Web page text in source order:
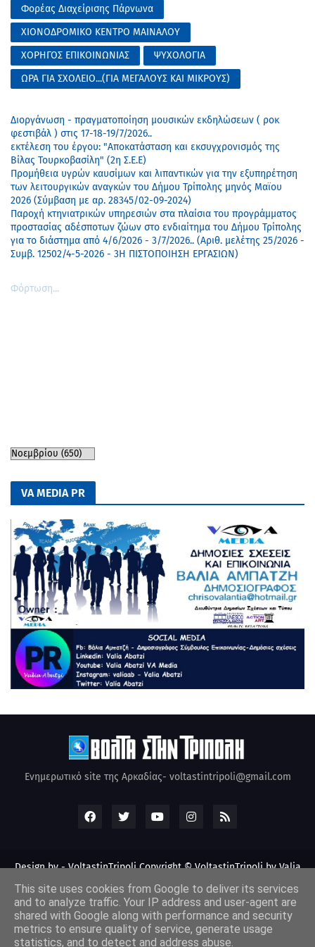
Φορέας Διαχείρισης Πάρνωνα
ΧΙΟΝΟΔΡΟΜΙΚΟ ΚΕΝΤΡΟ ΜΑΙΝΑΛΟΥ
ΧΟΡΗΓΟΣ ΕΠΙΚΟΙΝΩΝΙΑΣ
ΨΥΧΟΛΟΓΙΑ
ΩΡΑ ΓΙΑ ΣΧΟΛΕΙΟ...(ΓΙΑ ΜΕΓΑΛΟΥΣ ΚΑΙ ΜΙΚΡΟΥΣ)
Διοργάνωση - πραγματοποίηση μουσικών εκδηλώσεων ( ροκ
φεστιβάλ ) στις 17-18-19/7/2026..
εκτέλεση του έργου: "Αποκατάσταση και εκσυγχρονισμός της
Βίλας Τουρκοβασίλη" (2η Σ.Ε.Ε)
Προμήθεια υγρών καυσίμων και λιπαντικών για την εξυπηρέτηση
των λειτουργικών αναγκών του Δήμου Τρίπολης μηνός Μαϊου
2026 (Σύμβαση με αρ. 28345/02-09-2024)
Παροχή κτηνιατρικών υπηρεσιών στα πλαίσια του προγράμματος
προστασίας αδέσποτων ζώων στο ενδιαίτημα του Δήμου Τρίπολης
για το διάστημα από 4/6/2026 - 3/7/2026.. (Αριθ. μελέτης 25/2026 -
Συμβ. 12502/4-5-2026 - 3Η ΠΙΣΤΟΠΟΙΗΣΗ ΕΡΓΑΣΙΩΝ)
Φόρτωση...
VA MEDIA PR
Ενημερωτικό site της Αρκαδίας- voltastintripoli@gmail.com
Design by -VoltastinTripoliCopyright © VoltastinTripoli by Valia
This site uses cookies from Google to deliver its services
and to analyze traffic. Your IP address and user-agent are
shared with Google along with performance and security
metrics to ensure quality of service, generate usage
statistics, and to detect and address abuse.